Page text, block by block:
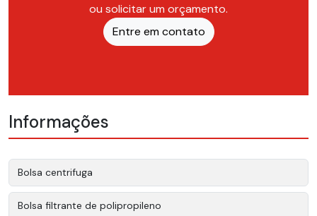
ou solicitar um orçamento.
Entre em contato
Informações
Bolsa centrifuga
Bolsa filtrante de polipropileno